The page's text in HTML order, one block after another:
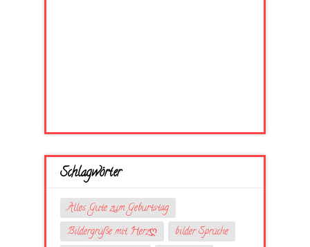
Schlagwörter
Alles Gute zum Geburtstag
Bildergrüße mit Herzღ
bilder Sprüche